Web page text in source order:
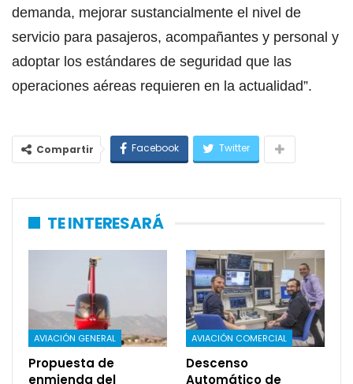
demanda, mejorar sustancialmente el nivel de
servicio para pasajeros, acompañantes y personal y
adoptar los estándares de seguridad que las
operaciones aéreas requieren en la actualidad”.
Compartir Facebook Twitter
TE INTERESARÁ
AVIACIÓN GENERAL
Propuesta de
enmienda del
AVIACIÓN COMERCIAL
Descenso
Automático de